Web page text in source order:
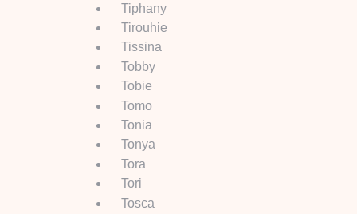
Tiphany
Tirouhie
Tissina
Tobby
Tobie
Tomo
Tonia
Tonya
Tora
Tori
Tosca